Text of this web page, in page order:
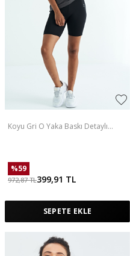
Koyu Gri O Yaka Baskı Detaylı
%59
972,87TL399,91 TL
SEPETE EKLE